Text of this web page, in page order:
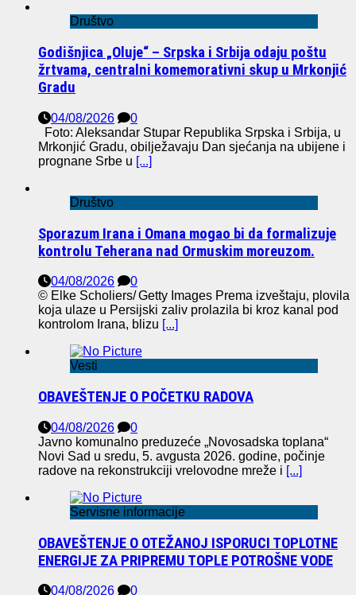
Društvo
Godišnjica „Oluje“ – Srpska i Srbija odaju poštu
žrtvama, centralni komemorativni skup u Mrkonjić
Gradu
04/08/2026
0
Foto: Aleksandar Stupar Republika Srpska i Srbija, u
Mrkonjić Gradu, obilježavaju Dan sjećanja na ubijene i
prognane Srbe u [...]
Društvo
Sporazum Irana i Omana mogao bi da formalizuje
kontrolu Teherana nad Ormuskim moreuzom.
04/08/2026
0
© Elke Scholiers/ Getty Images Prema izveštaju, plovila
koja ulaze u Persijski zaliv prolazila bi kroz kanal pod
kontrolom Irana, blizu [...]
Vesti
OBAVEŠTENJE O POČETKU RADOVA
04/08/2026
0
Javno komunalno preduzeće „Novosadska toplana“
Novi Sad u sredu, 5. avgusta 2026. godine, počinje
radove na rekonstrukciji vrelovodne mreže i [...]
Servisne informacije
OBAVEŠTENJE O OTEŽANOJ ISPORUCI TOPLOTNE
ENERGIJE ZA PRIPREMU TOPLE POTROŠNE VODE
04/08/2026
0